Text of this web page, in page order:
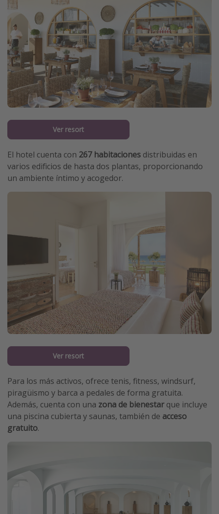
Ver resort
El hotel cuenta con 267 habitaciones distribuidas en
varios edificios de hasta dos plantas, proporcionando
un ambiente íntimo y acogedor.
Ver resort
Para los más activos, ofrece tenis, fitness, windsurf,
piragüismo y barca a pedales de forma gratuita.
Además, cuenta con una zona de bienestar que incluye
una piscina cubierta y saunas, también de acceso
gratuito.